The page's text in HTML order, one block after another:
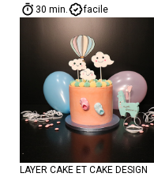
30 min. facile
LAYER CAKE ET CAKE DESIGN